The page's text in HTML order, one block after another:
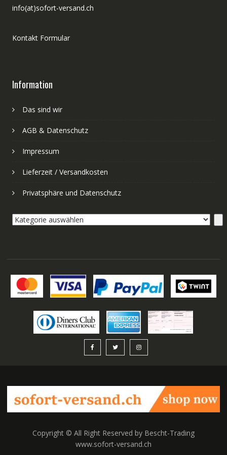
info(at)sofort-versand.ch
Kontakt Formular
Information
Das sind wir
AGB & Datenschutz
Impressum
Lieferzeit / Versandkosten
Privatsphäre und Datenschutz
Kategorie
Copyright © All Right Reserved by Bescht-Trading
www.sofort-versand.ch